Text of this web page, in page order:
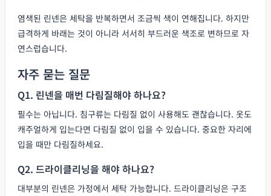
염색된 린넨은 세탁을 반복하면서 조금씩 색이 연해집니다. 하지만
급격하게 바래는 것이 아니라 서서히 부드러운 색조로 변하므로 자
연스럽습니다.
자주 묻는 질문
Q1. 린넨을 매번 다림질해야 하나요?
필수는 아닙니다. 침구류는 다림질 없이 사용해도 괜찮습니다. 옷도
캐주얼하게 입는다면 다림질 없이 입을 수 있습니다. 중요한 자리에
입을 때만 다림질하세요.
Q2. 드라이클리닝을 해야 하나요?
대부분의 린넨은 가정에서 세탁 가능합니다. 드라이클리닝은 구조